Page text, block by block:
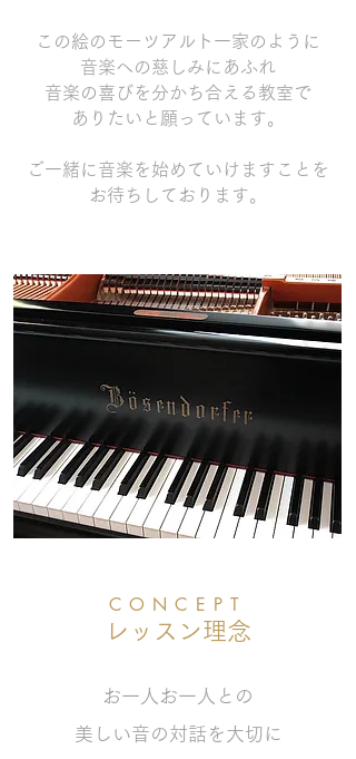
この絵のモーツアルト一家のように
音楽への慈しみにあふれ
音楽の喜びを分かち合える教室で
ありたいと 願っています。
ご一緒に音楽を始めていけますことを
お待ちしております。
CONCEPT
​レッスン理念
お一人お一人との
美しい音の対話を大切に